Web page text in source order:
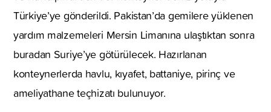
Türkiye’ye gönderildi. Pakistan’da gemilere yüklenen
yardım malzemeleri Mersin Limanına ulaştıktan sonra
buradan Suriye’ye götürülecek. Hazırlanan
konteynerlerda havlu, kıyafet, battaniye, pirinç ve
ameliyathane teçhizatı bulunuyor.